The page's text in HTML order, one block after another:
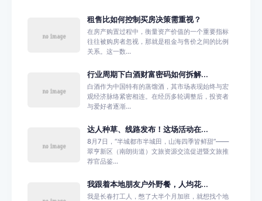
租售比如何控制买房决策需重视？
在房产购置过程中，衡量资产价值的一个重要指标
往往被购房者忽视，那就是租金与售价之间的比例
关系。这一数...
行业周期下白酒财富密码如何拆解...
白酒作为中国特有的蒸馏酒，其市场表现始终与宏
观经济脉络紧密相连。在经历多轮调整后，投资者
与爱好者逐渐...
达人种草、线路发布！这场活动在...
8月7日，“半城都市半城田，山海四季皆鲜甜”——
翠亨新区（南朗街道）文旅资源交流促进暨文旅推
荐官品鉴...
我跟着本地朋友户外野餐，人均花...
我是长春打工人，憋了大半个月加班，就想找个地